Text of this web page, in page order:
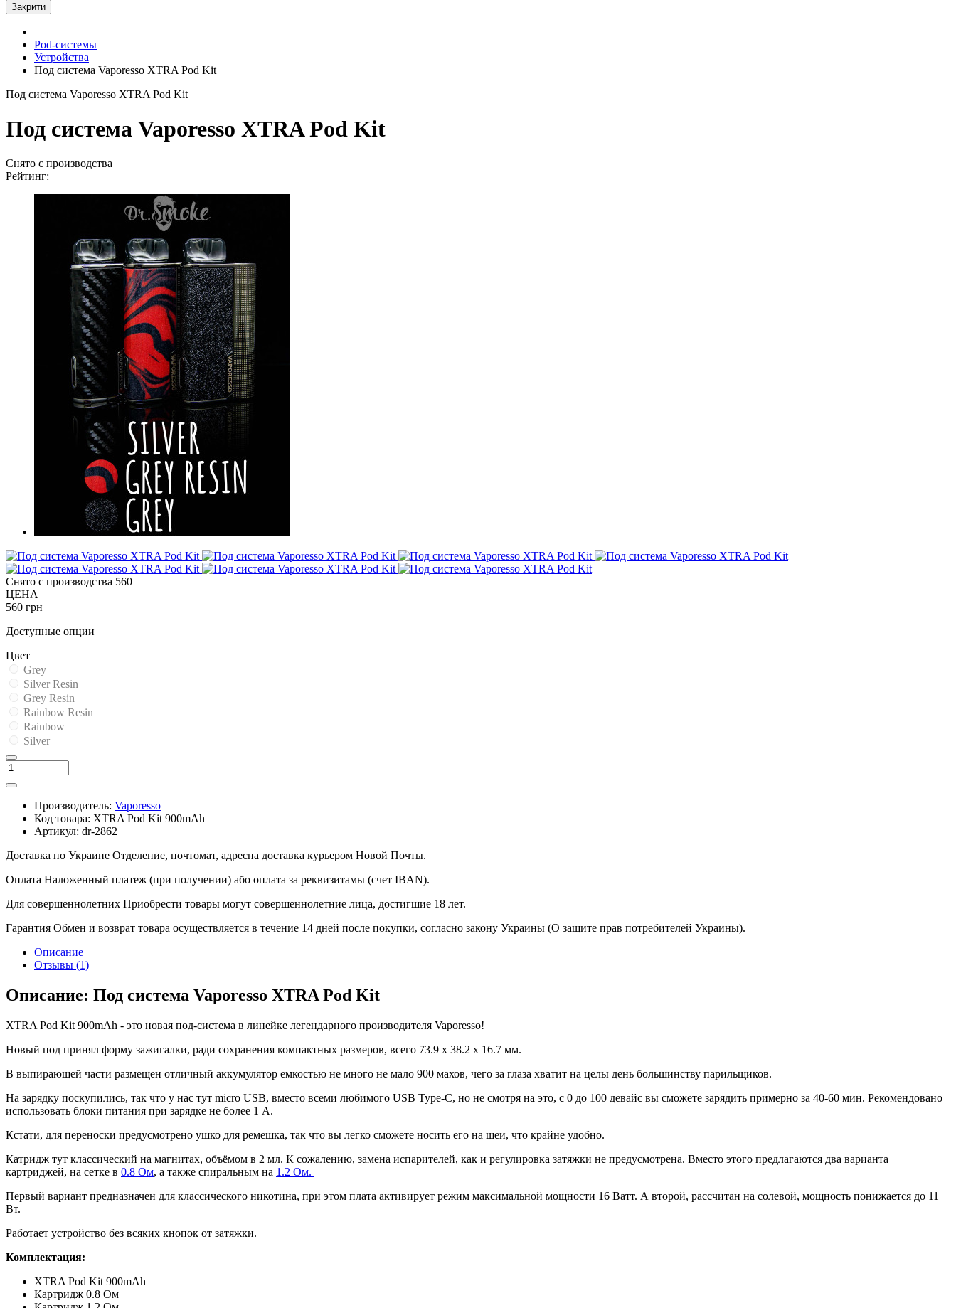
Закрити
Pod-системы
Устройства
Под система Vaporesso XTRA Pod Kit
Под система Vaporesso XTRA Pod Kit
Под система Vaporesso XTRA Pod Kit
Снято с производства
Рейтинг:
Снято с производства 560
ЦЕНА
560 грн
Доступные опции
Цвет
Grey
Silver Resin
Grey Resin
Rainbow Resin
Rainbow
Silver
Производитель: Vaporesso
Код товара: XTRA Pod Kit 900mAh
Артикул: dr-2862
Доставка по Украине Отделение, почтомат, адресна доставка курьером Новой Почты.
Оплата Наложенный платеж (при получении) або оплата за реквизитамы (счет IBAN).
Для совершеннолетних Приобрести товары могут совершеннолетние лица, достигшие 18 лет.
Гарантия Обмен и возврат товара осуществляется в течение 14 дней после покупки, согласно закону Украины (О защите прав потребителей Украины).
Описание
Отзывы (1)
Описание: Под система Vaporesso XTRA Pod Kit
XTRA Pod Kit 900mAh - это новая под-система в линейке легендарного производителя Vaporesso!
Новый под принял форму зажигалки, ради сохранения компактных размеров, всего 73.9 х 38.2 х 16.7 мм.
В выпирающей части размещен отличный аккумулятор емкостью не много не мало 900 махов, чего за глаза хватит на целы день большинству парильщиков.
На зарядку поскупились, так что у нас тут micro USB, вместо всеми любимого USB Type-C, но не смотря на это, с 0 до 100 девайс вы сможете зарядить примерно за 40-60 мин. Рекомендовано
использовать блоки питания при зарядке не более 1 А.
Кстати, для переноски предусмотрено ушко для ремешка, так что вы легко сможете носить его на шеи, что крайне удобно.
Катридж тут классический на магнитах, объёмом в 2 мл. К сожалению, замена испарителей, как и регулировка затяжки не предусмотрена. Вместо этого предлагаются два варианта
картриджей, на сетке в 0.8 Ом, а также спиральным на 1.2 Ом.
Первый вариант предназначен для классического никотина, при этом плата активирует режим максимальной мощности 16 Ватт. А второй, рассчитан на солевой, мощность понижается до 11
Вт.
Работает устройство без всяких кнопок от затяжки.
Комплектация:
XTRA Pod Kit 900mAh
Картридж 0.8 Ом